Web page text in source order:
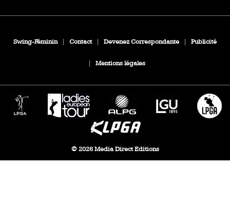
Swing-Féminin | Contact | Devenez Correspondante | Publicité
| Mentions légales
© 2026 Media Direct Editions